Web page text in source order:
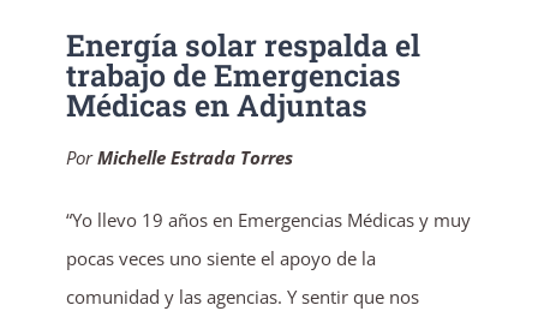
Energía solar respalda el
trabajo de Emergencias
Médicas en Adjuntas
PorMichelle Estrada Torres
“Yo llevo 19 años en Emergencias Médicas y muy
pocas veces uno siente el apoyo de la
comunidad y las agencias. Y sentir que nos